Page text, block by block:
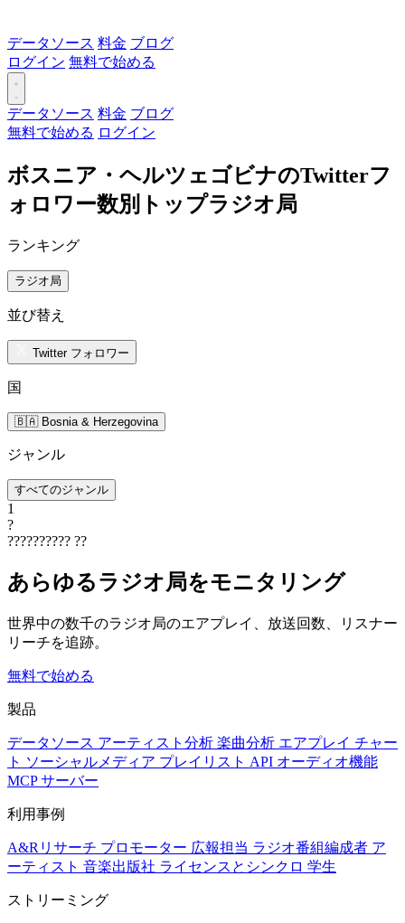
データソース 料金 ブログ
ログイン 無料で始める
データソース 料金 ブログ
無料で始める ログイン
ボスニア・ヘルツェゴビナのTwitterフ
ォロワー数別トップラジオ局
ランキング
ラジオ局
並び替え
Twitter フォロワー
国
🇧🇦 Bosnia & Herzegovina
ジャンル
すべてのジャンル
1
?
?????????? ??
あらゆるラジオ局をモニタリング
世界中の数千のラジオ局のエアプレイ、放送回数、リスナー
リーチを追跡。
無料で始める
製品
データソース アーティスト分析 楽曲分析 エアプレイ チャー
ト ソーシャルメディア プレイリスト API オーディオ機能
MCP サーバー
利用事例
A&Rリサーチ プロモーター 広報担当 ラジオ番組編成者 ア
ーティスト 音楽出版社 ライセンスとシンクロ 学生
ストリーミング